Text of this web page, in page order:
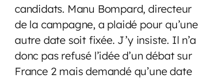
candidats. Manu Bompard, directeur
de la campagne, a plaidé pour qu’une
autre date soit fixée. J’y insiste. Il n’a
donc pas refusé l’idée d’un débat sur
France 2 mais demandé qu’une date